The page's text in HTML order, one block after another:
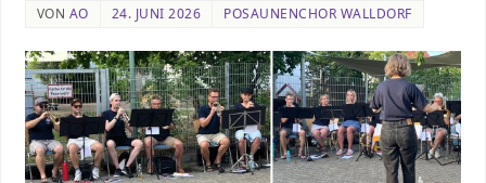
VON AO 24. JUNI 2026 POSAUNENCHOR WALLDORF